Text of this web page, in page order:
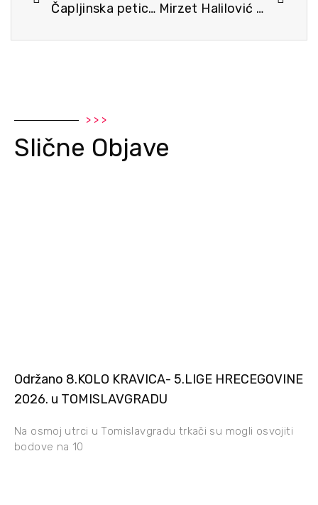
Čapljinska petica – 143 finišera Mirzet Halilović – Umirovljenik iz BiH trči najveće svjetske maratone
> > >
Slične Objave
Održano 8.KOLO KRAVICA- 5.LIGE HRECEGOVINE
2026. u TOMISLAVGRADU
Na osmoj utrci u Tomislavgradu trkači su mogli osvojiti
bodove na 10